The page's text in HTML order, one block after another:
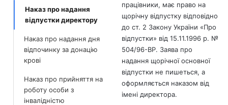
Наказ про надання
відпустки директору
Наказ про надання дня
відпочинку за донацію
крові
Наказ про прийняття на
роботу особи з
інвалідністю
працівники, має право на
щорічну відпустку відповідно
до ст. 2 Закону України «Про
відпустки» від 15.11.1996 р. №
504/96-ВР. Заява про
надання щорічної основної
відпустки не пишеться, а
оформляється наказом від
імені директора.